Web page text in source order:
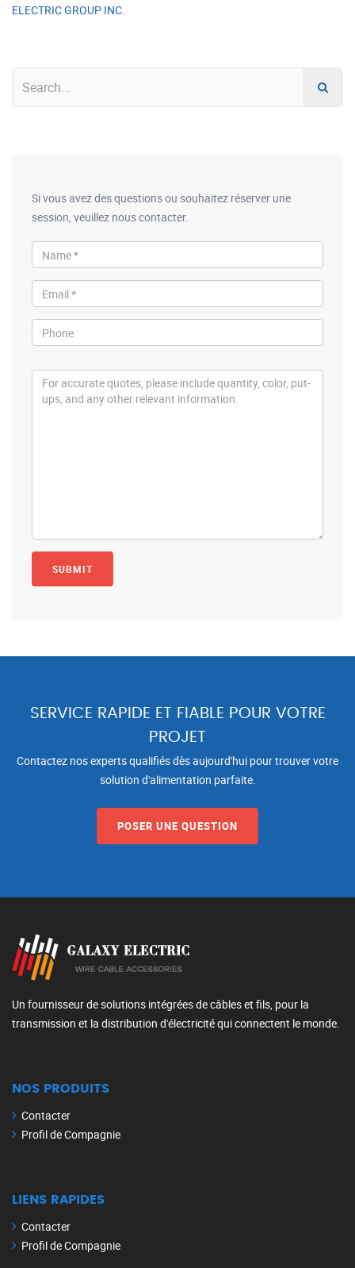
ELECTRIC GROUP INC.
Si vous avez des questions ou souhaitez réserver une
session, veuillez nous contacter.
SERVICE RAPIDE ET FIABLE POUR VOTRE
PROJET
Contactez nos experts qualifiés dès aujourd'hui pour trouver votre
solution d'alimentation parfaite.
POSER UNE QUESTION
Un fournisseur de solutions intégrées de câbles et fils, pour la
transmission et la distribution d'électricité qui connectent le monde.
NOS PRODUITS
Contacter
Profil de Compagnie
LIENS RAPIDES
Contacter
Profil de Compagnie